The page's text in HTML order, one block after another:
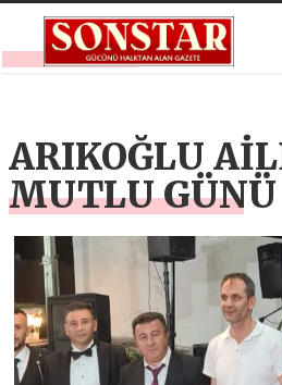
ARIKOĞLU
MUTLU GÜNÜ